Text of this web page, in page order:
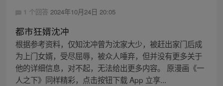
1 个回答 2024年10月24日 20:05
都市狂婿沈冲
根据参考资料，仅知沈冲曾为沈家大少，被赶出家门后成
为上门女婿，受尽屈辱，被众人唾弃，但并没有更多关于
他的详细信息，对不起，无法给出更多内容。 原漫画《一
人之下》同样精彩，点击按钮下载 App 立享...